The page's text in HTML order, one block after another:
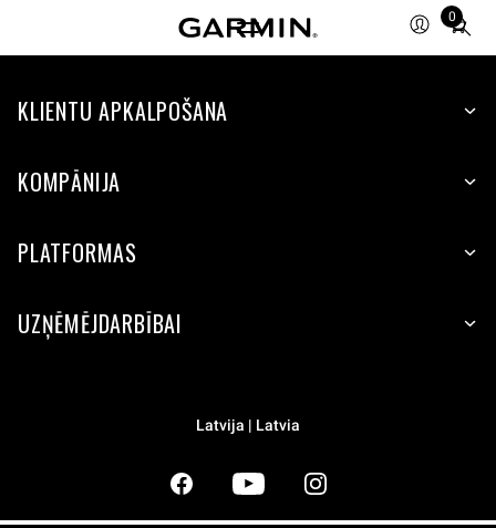
0
Total
items
cart:
KLIENTU APKALPOŠANA
KOMPĀNIJA
PLATFORMAS
UZŅĒMĒJDARBĪBAI
Latvija | Latvia